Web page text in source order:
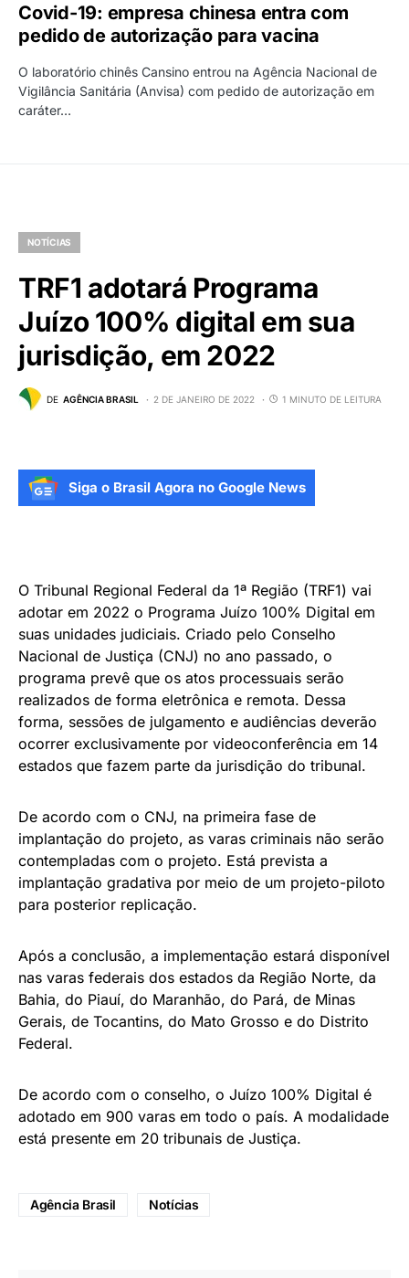
Covid-19: empresa chinesa entra com
pedido de autorização para vacina
O laboratório chinês Cansino entrou na Agência Nacional de
Vigilância Sanitária (Anvisa) com pedido de autorização em
caráter…
NOTÍCIAS
TRF1 adotará Programa
Juízo 100% digital em sua
jurisdição, em 2022
DE AGÊNCIA BRASIL 2 DE JANEIRO DE 2022 1 MINUTO DE LEITURA
Siga o Brasil Agora no Google News
O Tribunal Regional Federal da 1ª Região (TRF1) vai
adotar em 2022 o Programa Juízo 100% Digital em
suas unidades judiciais. Criado pelo Conselho
Nacional de Justiça (CNJ) no ano passado, o
programa prevê que os atos processuais serão
realizados de forma eletrônica e remota. Dessa
forma, sessões de julgamento e audiências deverão
ocorrer exclusivamente por videoconferência em 14
estados que fazem parte da jurisdição do tribunal.
De acordo com o CNJ, na primeira fase de
implantação do projeto, as varas criminais não serão
contempladas com o projeto. Está prevista a
implantação gradativa por meio de um projeto-piloto
para posterior replicação.
Após a conclusão, a implementação estará disponível
nas varas federais dos estados da Região Norte, da
Bahia, do Piauí, do Maranhão, do Pará, de Minas
Gerais, de Tocantins, do Mato Grosso e do Distrito
Federal.
De acordo com o conselho, o Juízo 100% Digital é
adotado em 900 varas em todo o país. A modalidade
está presente em 20 tribunais de Justiça.
Agência Brasil Notícias